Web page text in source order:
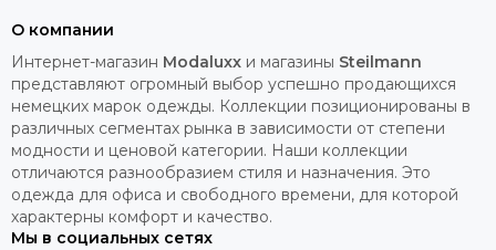
О компании
Интернет-магазин Modaluxx и магазины Steilmann
представляют огромный выбор успешно продающихся
немецких марок одежды. Коллекции позиционированы в
различных сегментах рынка в зависимости от степени
модности и ценовой категории. Наши коллекции
отличаются разнообразием стиля и назначения. Это
одежда для офиса и свободного времени, для которой
характерны комфорт и качество.
Мы в социальных сетях